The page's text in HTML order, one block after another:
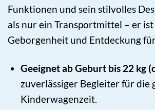
Funktionen und sein stilvolles
als nur ein Transportmittel – er
Geborgenheit und Entdeckung
Geeignet ab Geburt bis 22 kg
zuverlässiger Begleiter für die
Kinderwagenzeit.